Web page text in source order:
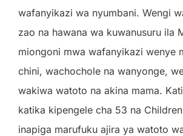
wafanyikazi wa nyumbani. Wengi
zao na hawana wa kuwanusuru ila
miongoni mwa wafanyikazi wenye
chini, wachochole na wanyonge,
wakiwa watoto na akina mama.
katika kipengele cha 53 na
inapiga marufuku ajira ya watoto